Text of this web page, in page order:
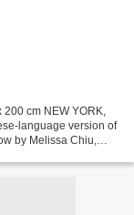
200 cm NEW YORK,
language version of
by Melissa Chiu,